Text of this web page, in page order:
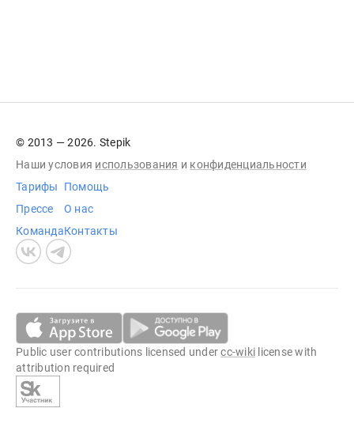
© 2013 — 2026. Stepik
Наши условия использования и конфиденциальности
Тарифы
Прессе
Команда
Помощь
О нас
Контакты
Public user contributions licensed undercc-wiki license with
attribution required